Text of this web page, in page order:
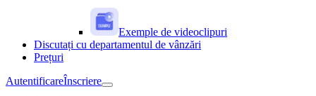
Exemple de videoclipuri
Discutați cu departamentul de vânzări
Prețuri
AutentificareÎnscriere